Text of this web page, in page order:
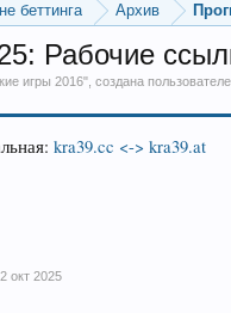
беттинга Архив
Рабочие
игры 2016", создана
kra39.cc <-> kra39.at
2 окт 2025